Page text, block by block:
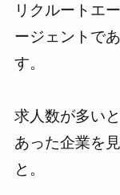
リクルートエ
ージェントで
す。
求人数が多い
あった企業を
と。